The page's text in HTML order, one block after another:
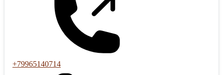
+79965140714